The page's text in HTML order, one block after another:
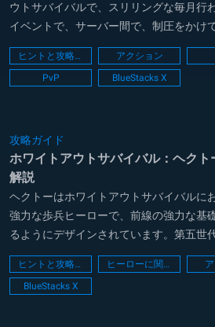
ウトサバイバルで、スリリングな毎月行
イベントで、サーバー間で、制圧をかけ
日にわたって競い合うものです。この大
ベントは、準備と戦闘の２つの大きなフ
に渡って、戦略を組み立て、協力し合う
ヒントと攻略法 アクション
PvP
BlueStacks X
攻略ガイド
ホワイトアウトサバイバル：ヘクト
解説
ヘクトーはホワイトアウトサバイバルに
強力な歩兵ヒーローで、前線の強力な基
るようにデザインされています。第五世
ーローとして、ヘクトーは、探索と戦闘
の場面で輝き、耐久性、範囲攻撃ダメー
士強化を併せ持ち、勝利を確実にします
ヒントと攻略法 ヒーローに関するガイド
BlueStacks X